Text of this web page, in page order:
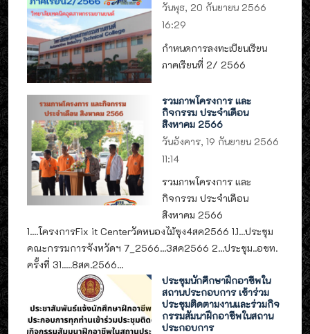
วันพุธ, 20 กันยายน 2566
16:29
กำหนดการลงทะเบียนเรียน
ภาคเรียนที่ 2/ 2566
รวมภาพโครงการ และ
กิจกรรม ประจำเดือน
สิงหาคม 2566
วันอังคาร, 19 กันยายน 2566
11:14
รวมภาพโครงการ และ
กิจกรรม ประจำเดือน
สิงหาคม 2566
1....โครงการFix it Centerวัดหนองไม้ซุง4สค2566 1.1...ประชุม
คณะกรรมการจังหวัดฯ 7_2566...3สค2566 2...ประชุม..อชท.
ครั้งที่ 31.....8สค.2566...
ประชุมนักศึกษาฝึกอาชีพใน
สถานประกอบการ เข้าร่วม
ประชุมติดตามงานและร่วมกิจ
กรรมสัมนาฝึกอาชีพในสถาน
ประกอบการ